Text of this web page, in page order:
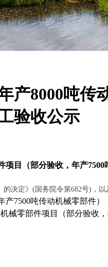
产8000吨传
验收公示
项目（部分验收，年产7500
决定》 ( 国务院令第682号) ，
产7500吨传动机械零部件）
械零部件项目（部分验收